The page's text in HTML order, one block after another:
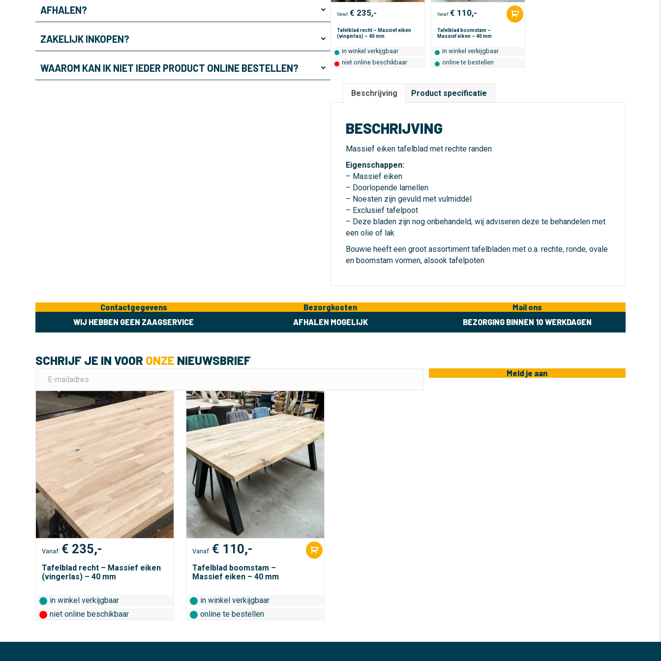
AFHALEN?
ZAKELIJK INKOPEN?
WAAROM KAN IK NIET IEDER PRODUCT ONLINE BESTELLEN?
e
Vanaf: € 235,-
Tafelblad recht – Massief eiken
(vingerlas) – 40 mm
in winkel verkijgbaar
niet online beschikbaar
Vanaf: € 110,-
Tafelblad boomstam –
Massief eiken – 40 mm
in winkel verkijgbaar
online te bestellen
Beschrijving Product specificatie
BESCHRIJVING
Massief eiken tafelblad met rechte randen
Eigenschappen:
– Massief eiken
– Doorlopende lamellen
– Noesten zijn gevuld met vulmiddel
– Exclusief tafelpoot
– Deze bladen zijn nog onbehandeld, wij adviseren deze te behandelen met
een olie of lak
Bouwie heeft een groot assortiment tafelbladen met o.a. rechte, ronde, ovale
en boomstam vormen, alsook tafelpoten
Contactgegevens
WIJ HEBBEN GEEN ZAAGSERVICE
Bezorgkosten
AFHALEN MOGELIJK
Mail ons
BEZORGING BINNEN 10 WERKDAGEN
SCHRIJF JE IN VOOR ONZE NIEUWSBRIEF
Meld je aan
Vanaf: € 235,-
Tafelblad recht – Massief eiken
(vingerlas) – 40 mm
in winkel verkijgbaar
niet online beschikbaar
Vanaf: € 110,-
Tafelblad boomstam –
Massief eiken – 40 mm
in winkel verkijgbaar
online te bestellen